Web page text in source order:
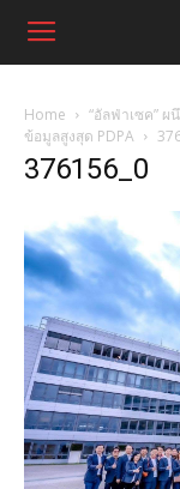
Home
“อัลฟ่าเซค”
ข้อมูลสูงสุด PDPA
376156_0